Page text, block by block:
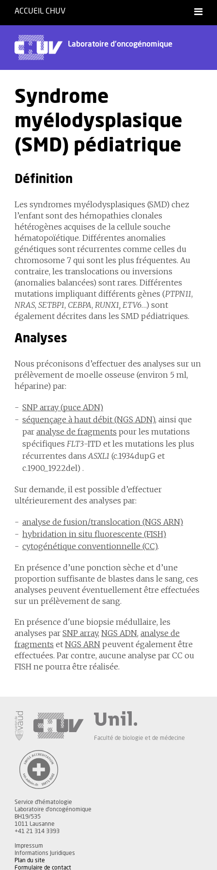
ACCUEIL CHUV
Laboratoire d'oncogénomique
Syndrome
myélodysplasique
(SMD) pédiatrique
Définition
Les syndromes myélodysplasiques (SMD) chez
l’enfant sont des hémopathies clonales
hétérogènes acquises de la cellule souche
hématopoïétique. Différentes anomalies
génétiques sont récurrentes comme celles du
chromosome 7 qui sont les plus fréquentes. Au
contraire, les translocations ou inversions
(anomalies balancées) sont rares. Différentes
mutations impliquant différents gènes (PTPN11,
NRAS, SETBP1, CEBPA, RUNX1, ETV6…) sont
également décrites dans les SMD pédiatriques.
Analyses
Nous préconisons d’effectuer des analyses sur un
prélèvement de moelle osseuse (environ 5 ml,
héparine) par:
SNP array (puce ADN)
séquençage à haut débit (NGS ADN), ainsi que
par analyse de fragments pour les mutations
spécifiques FLT3-ITD et les mutations les plus
récurrentes dansASXL1 (c.1934dupG et
c.1900_1922del) .
Sur demande, il est possible d’effectuer
ultérieurement des analyses par:
analyse de fusion/translocation (NGS ARN)
hybridation in situ fluorescente (FISH)
cytogénétique conventionnelle (CC).
En présence d’une ponction sèche et d’une
proportion suffisante de blastes dans le sang, ces
analyses peuvent éventuellement être effectuées
sur un prélèvement de sang.
En présence d'une biopsie médullaire, les
analyses par SNP array, NGS ADN, analyse de
fragments et NGS ARN peuvent également être
effectuées. Par contre, aucune analyse par CC ou
FISH ne pourra être réalisée.
Faculté de biologie et de médecine
Service d'hématologie
Laboratoire d'oncogénomique
BH19/535
1011 Lausanne
+41 21 314 3393
Impressum
Informations Juridiques
Plan du site
Formulaire de contact